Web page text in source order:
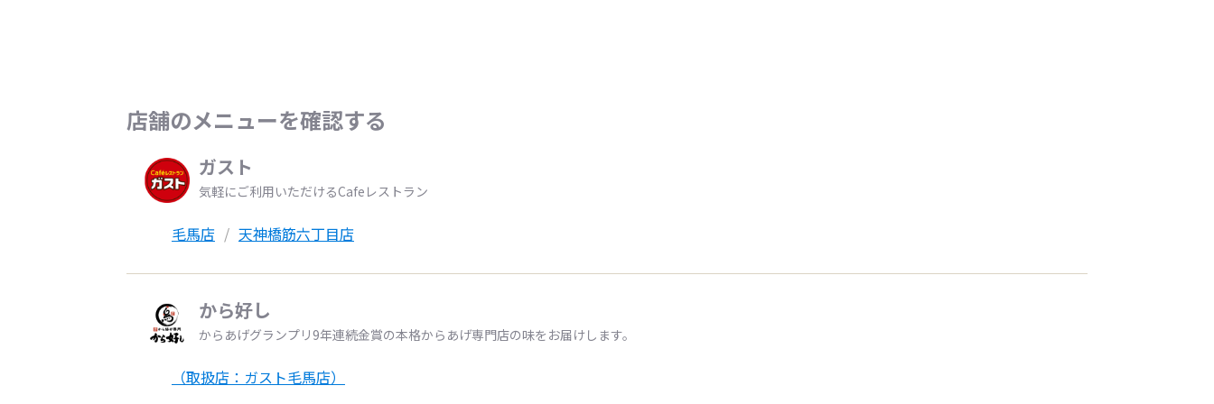
店舗のメニューを確認する
ガスト
気軽にご利用いただけるCafeレストラン
毛馬店 天神橋筋六丁目店
から好し
からあげグランプリ9年連続金賞の本格からあげ専門店の味をお届けします。
（取扱店：ガスト毛馬店）